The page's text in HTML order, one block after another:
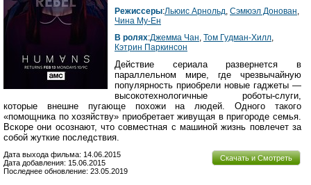
Режиссеры:Льюис Арнольд, Сэмюэл Донован,
Чина Му-Ен
В ролях:Джемма Чан, Том Гудман-Хилл,
Кэтрин Паркинсон
Действие сериала развернется в
параллельном мире, где чрезвычайную
популярность приобрели новые гаджеты —
высокотехнологичные роботы-слуги,
которые внешне пугающе похожи на людей. Одного такого
«помощника по хозяйству» приобретает живущая в пригороде семья.
Вскоре они осознают, что совместная с машиной жизнь повлечет за
собой жуткие последствия.
Скачать и Смотреть
Дата выхода фильма: 14.06.2015
Дата добавления: 15.06.2015
Последнее обновление: 23.05.2019